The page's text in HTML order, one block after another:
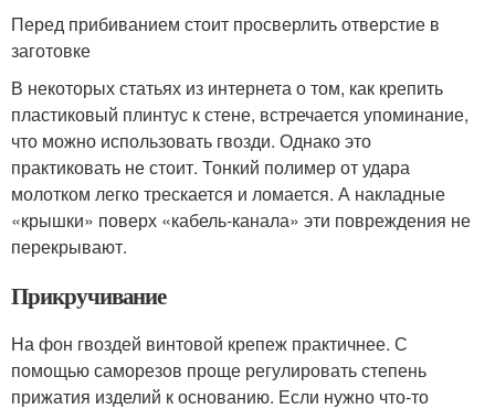
Перед прибиванием стоит просверлить отверстие в
заготовке
В некоторых статьях из интернета о том, как крепить
пластиковый плинтус к стене, встречается упоминание,
что можно использовать гвозди. Однако это
практиковать не стоит. Тонкий полимер от удара
молотком легко трескается и ломается. А накладные
«крышки» поверх «кабель-канала» эти повреждения не
перекрывают.
Прикручивание
На фон гвоздей винтовой крепеж практичнее. С
помощью саморезов проще регулировать степень
прижатия изделий к основанию. Если нужно что-то